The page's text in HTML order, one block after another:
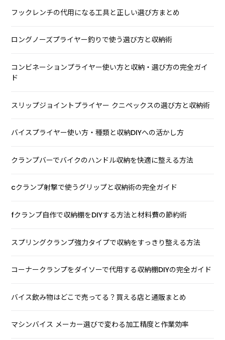
フックレンチの代用になる工具と正しい選び方まとめ
ロングノーズプライヤー釣りで使う選び方と収納術
コンビネーションプライヤー使い方と収納・選び方の完全ガイ
ド
スリップジョイントプライヤー クニペックスの選び方と収納術
バイスプライヤー使い方・種類と収納DIYへの活かし方
クランプバーでバイクのハンドル収納を快適に整える方法
cクランプ射撃で使うグリップと収納術の完全ガイド
fクランプ自作で収納棚をDIYする方法と材料費の節約術
スプリングクランプ強力タイプで収納をすっきり整える方法
コーナークランプをダイソーで代用する収納棚DIYの完全ガイド
バイス飲み物はどこで売ってる？買える店と通販まとめ
マシンバイス メーカー選びで変わる加工精度と作業効率